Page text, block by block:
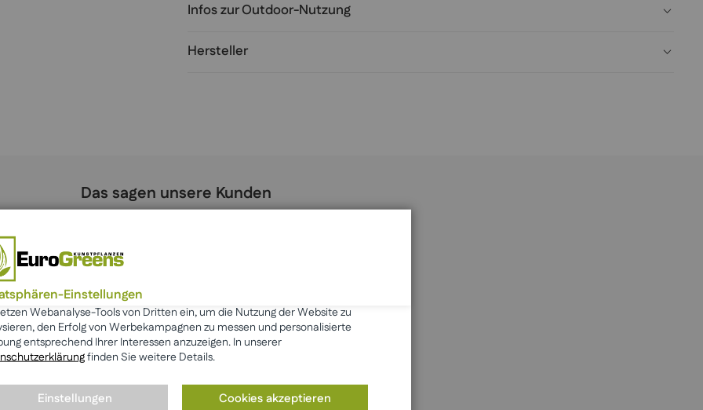
Infos zur Outdoor-Nutzung
Hersteller
Das sagen unsere Kunden
Einstellungen
Webanalyse-Tools von Dritten ein, um die Nutzung der Website zu
den Erfolg von Werbekampagnen zu messen und personalisierte
entsprechend Ihrer Interessen anzuzeigen. In unserer
finden Sie weitere Details.
Cookies akzeptieren
Einstellungen